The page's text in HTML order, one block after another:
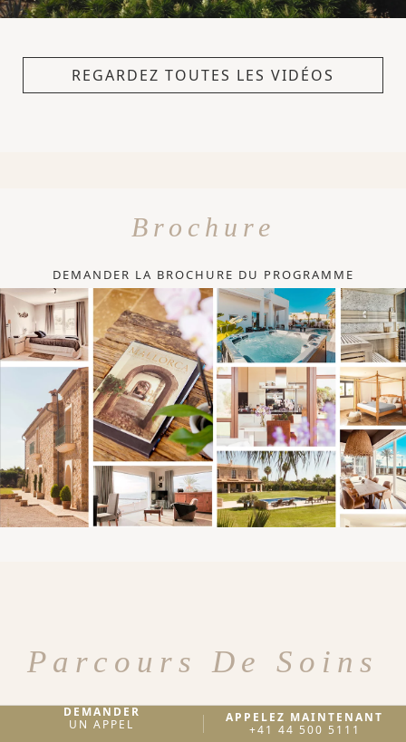
REGARDEZ TOUTES LES VIDÉOS
Brochure
DEMANDER LA BROCHURE DU PROGRAMME
Parcours De Soins
Le plan de chaque client est
personnalisé. Ce parcours décrit les
DEMANDER
UN APPEL
APPELEZ MAINTENANT
+41 44 500 5111